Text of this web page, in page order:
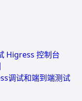
Higress 控制台
调试和端到端测试